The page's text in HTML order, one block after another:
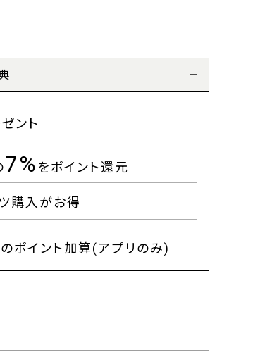
ント
7%をポイント還元
購入がお得
のポイント加算(アプリのみ)